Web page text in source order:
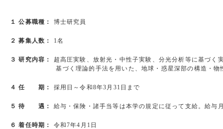
１ 公募職種： 博士研究員
２ 募集人数： 1名
３ 研究内容： 超高圧実験、放射光・中性子実験、分光分析等に基づ
基づく理論的手法を用いた、地球・惑星深部の構造・物性・
４ 任 期： 採用日～令和8年3月31日まで
５ 待 遇： 給与・保険・諸手当等は本学の規定に従って支給。給与
６ 着任時期： 令和7年4月1日